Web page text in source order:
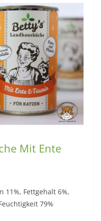
Mit Ente
11%, Fettgehalt 6%,
79%